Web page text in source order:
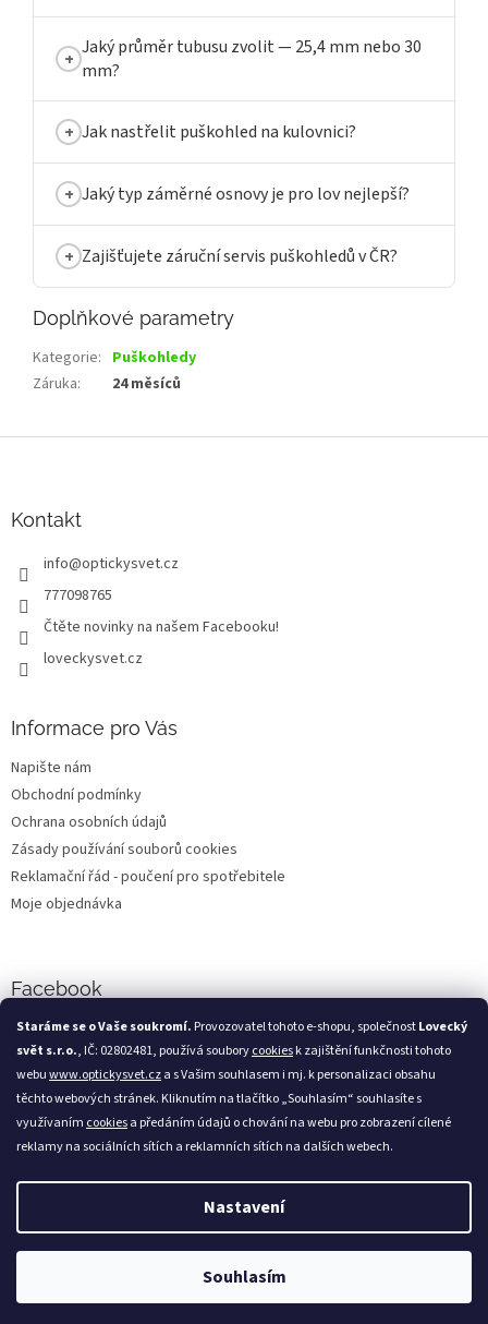
Staráme se o Vaše soukromí. Provozovatel tohoto e-shopu, společnostLovecký
svět s.r.o., IČ: 02802481, používá souborycookiesk zajištění funkčnosti tohoto
webuwww.optickysvet.cza s Vašim souhlasem i mj. k personalizaci obsahu
těchto webových stránek. Kliknutím na tlačítko „Souhlasím“ souhlasíte s
využívaním cookiesa předáním údajů o chování na webu pro zobrazení cílené
reklamy na sociálních sítích a reklamních sítích na dalších webech.
Nastavení
Souhlasím
Jaký průměr tubusu zvolit — 25,4 mm nebo 30
mm?
Jak nastřelit puškohled na kulovnici?
Jaký typ záměrné osnovy je pro lov nejlepší?
Zajišťujete záruční servis puškohledů v ČR?
Doplňkové parametry
Kategorie: Puškohledy
Záruka: 24 měsíců
Kontakt
info@optickysvet.cz
777098765
Čtěte novinky na našem Facebooku!
loveckysvet.cz
Informace pro Vás
Napište nám
Obchodní podmínky
Ochrana osobních údajů
Zásady používání souborů cookies
Reklamační řád - poučení pro spotřebitele
Moje objednávka
Facebook
Loveckýsvět.cz
Vytvořil Shoptet
Optický svět. Všechna práva vyhrazena.